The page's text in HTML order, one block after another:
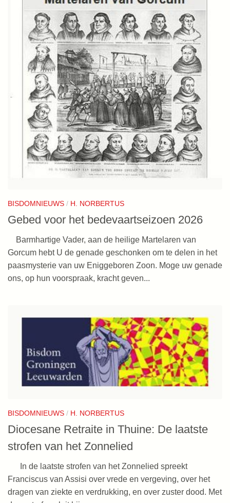
BISDOMNIEUWS / H. NORBERTUS
Gebed voor het bedevaartseizoen 2026
Barmhartige Vader, aan de heilige Martelaren van
Gorcum hebt U de genade geschonken om te delen in het
paasmysterie van uw Eniggeboren Zoon. Moge uw genade
ons, op hun voorspraak, kracht geven...
BISDOMNIEUWS / H. NORBERTUS
Diocesane Retraite in Thuine: De laatste
strofen van het Zonnelied
In de laatste strofen van het Zonnelied spreekt
Franciscus van Assisi over vrede en vergeving, over het
dragen van ziekte en verdrukking, en over zuster dood. Met